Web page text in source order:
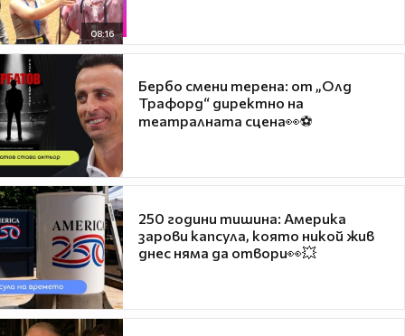
08:16
Бербо смени терена: от „Олд
Трафорд“ директно на
театралната сцена👀⚽
250 години тишина: Америка
зарови капсула, която никой жив
днес няма да отвори👀💥